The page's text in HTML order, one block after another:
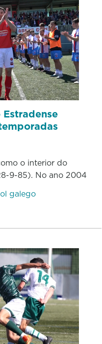
o interior do
9-85). No ano 2004
galego